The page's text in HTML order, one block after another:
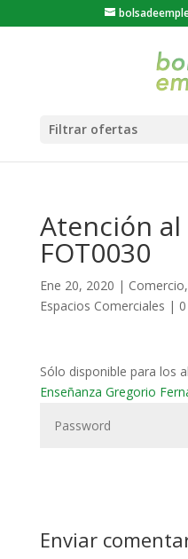
Atención
FOT0030
Ene 20, 2020 | Comercio,
Espacios Comerciales |
Sólo disponible para los
Enseñanza Gregorio
Enviar